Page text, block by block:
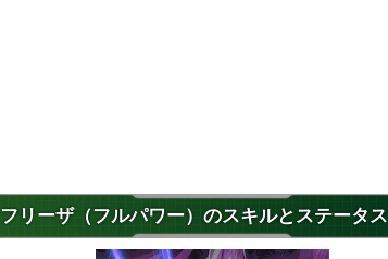
フリーザ（フルパワー）のスキルとステータス